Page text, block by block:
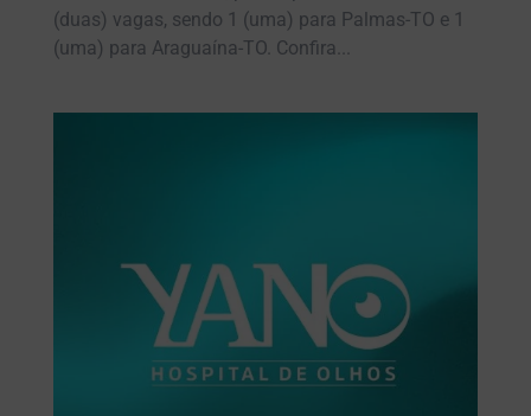
(duas) vagas, sendo 1 (uma) para Palmas-TO e 1
(uma) para Araguaína-TO. Confira...